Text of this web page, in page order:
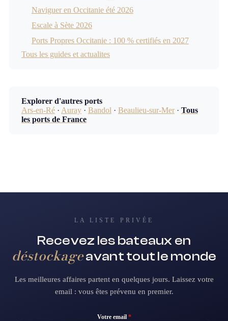
Naviguer en Occitanie été 2026
Escale à Sète 2026
Ports Propres Occitanie : 100 % certifiés en 2027
Tous les guides et actualites
Explorer d'autres ports
Ars-en-Ré· Auray· Bandol · Beaulieu-sur-Mer· Tous
les ports de France
LA LISTE PRIVÉE
Recevez les bateaux en
déstockageavant tout le monde
Les meilleures affaires partent en quelques jours. Laissez votre
email : vous êtes prévenu en premier.
Votre email *